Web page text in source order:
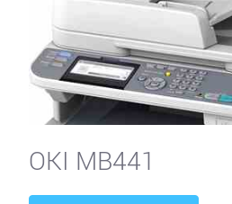
OKI MB441